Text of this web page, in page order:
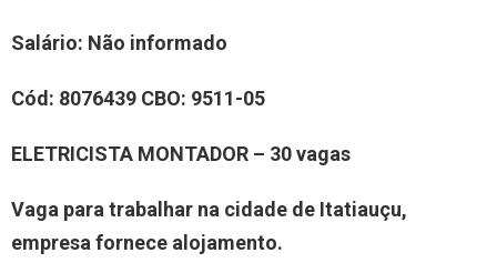
Salário: Não informado
Cód: 8076439 CBO: 9511-05
ELETRICISTA MONTADOR – 30 vagas
Vaga para trabalhar na cidade de Itatiauçu,
empresa fornece alojamento.